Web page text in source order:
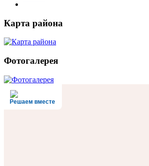
Карта района
Фотогалерея
Решаем вместе